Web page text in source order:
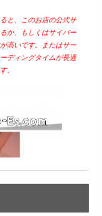
と、このお店の公式サ
か、もしくはサイバー
高いです。またはサー
ディングタイムが長過
。